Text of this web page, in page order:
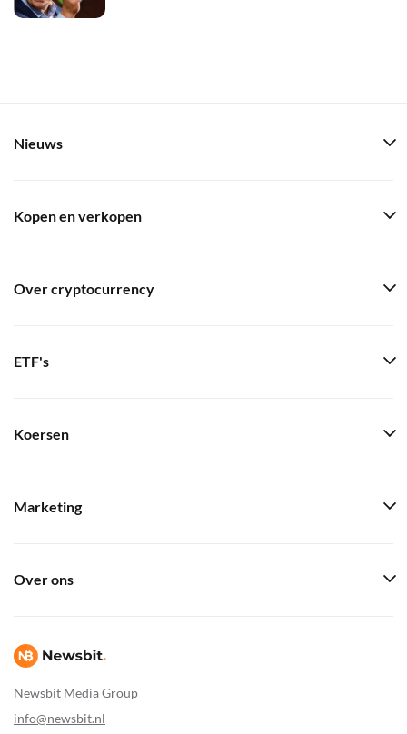
Newsbit Media Group
info@newsbit.nl
Nieuws
Kopen en verkopen
Over cryptocurrency
ETF's
Koersen
Marketing
Over ons